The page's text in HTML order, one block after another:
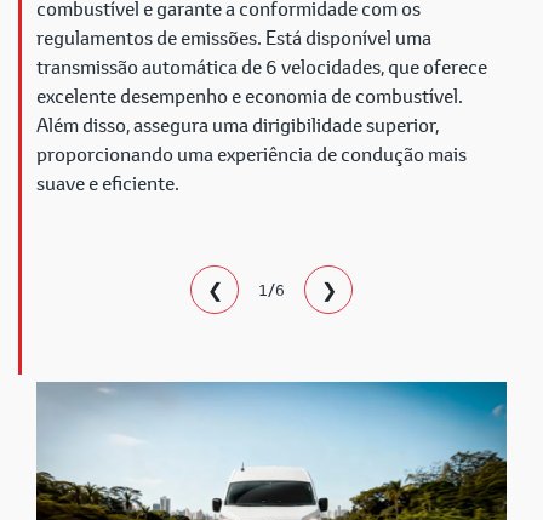
combustível e garante a conformidade com os
regulamentos de emissões. Está disponível uma
transmissão automática de 6 velocidades, que oferece
excelente desempenho e economia de combustível.
Além disso, assegura uma dirigibilidade superior,
proporcionando uma experiência de condução mais
suave e eficiente.
❮ 1/6 ❯